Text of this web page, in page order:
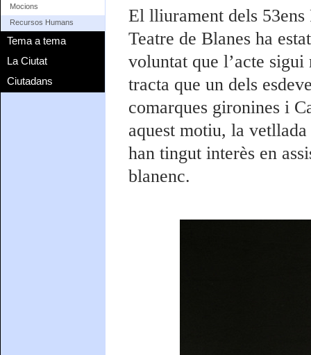
Mocions
Recursos Humans
Tema a tema
La Ciutat
Ciutadans
El lliurament dels
Teatre de Blanes ha
voluntat que l’acte
tracta que un dels
comarques gironines i
aquest motiu, la
han tingut interès en
blanenc.